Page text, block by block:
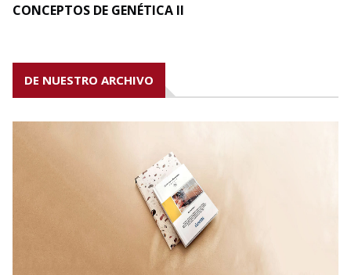
CONCEPTOS DE GENÉTICA II
DE NUESTRO ARCHIVO